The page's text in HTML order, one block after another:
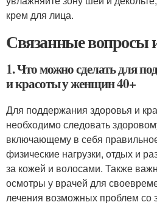
крем для лица.
Связанные вопросы
1. Что можно сделать для
и красоты у женщин 40+
Для поддержания здоровья и
необходимо следовать
включающему в себя
физические нагрузки, отдых и
за кожей и волосами. Также
осмотры у врачей для
лечения возможных проблем со